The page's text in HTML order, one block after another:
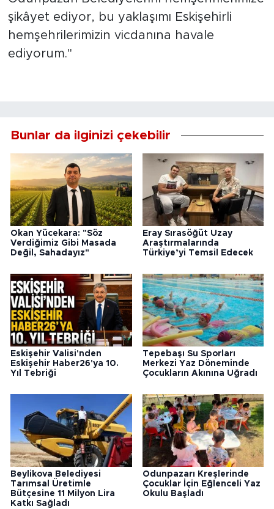
şikâyet ediyor, bu yaklaşımı Eskişehirli
hemşehrilerimizin vicdanına havale
ediyorum."
Bunlar da ilginizi çekebilir
Okan Yücekara: "Söz
Verdiğimiz Gibi Masada
Değil, Sahadayız"
Eray Sırasöğüt Uzay
Araştırmalarında
Türkiye’yi Temsil Edecek
Eskişehir Valisi'nden
Eskişehir Haber26'ya 10.
Yıl Tebriği
Tepebaşı Su Sporları
Merkezi Yaz Döneminde
Çocukların Akınına Uğradı
Beylikova Belediyesi
Tarımsal Üretimle
Bütçesine 11 Milyon Lira
Katkı Sağladı
Odunpazarı Kreşlerinde
Çocuklar İçin Eğlenceli Yaz
Okulu Başladı